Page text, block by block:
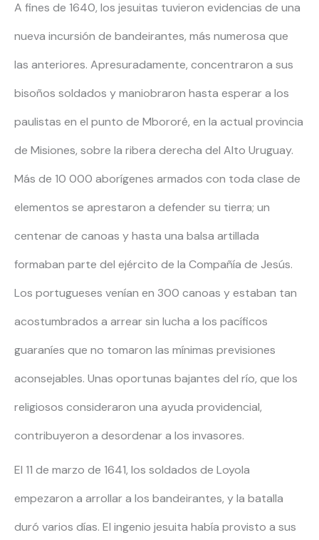
A fines de 1640, los jesuitas tuvieron evidencias de una
nueva incursión de bandeirantes, más numerosa que
las anteriores. Apresuradamente, concentraron a sus
bisoños soldados y maniobraron hasta esperar a los
paulistas en el punto de Mbororé, en la actual provincia
de Misiones, sobre la ribera derecha del Alto Uruguay.
Más de 10 000 aborígenes armados con toda clase de
elementos se aprestaron a defender su tierra; un
centenar de canoas y hasta una balsa artillada
formaban parte del ejército de la Compañía de Jesús.
Los portugueses venían en 300 canoas y estaban tan
acostumbrados a arrear sin lucha a los pacíficos
guaraníes que no tomaron las mínimas previsiones
aconsejables. Unas oportunas bajantes del río, que los
religiosos consideraron una ayuda providencial,
contribuyeron a desordenar a los invasores.
El 11 de marzo de 1641, los soldados de Loyola
empezaron a arrollar a los bandeirantes, y la batalla
duró varios días. El ingenio jesuita había provisto a sus